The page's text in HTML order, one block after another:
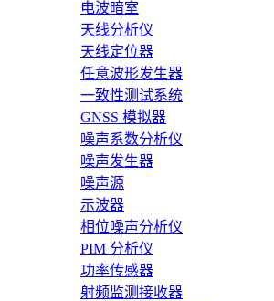
电波暗室
天线分析仪
天线定位器
任意波形发生器
一致性测试系统
GNSS 模拟器
噪声系数分析仪
噪声发生器
噪声源
示波器
相位噪声分析仪
PIM 分析仪
功率传感器
射频监测接收器